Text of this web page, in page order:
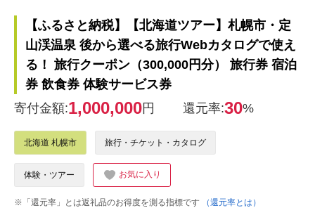
【ふるさと納税】【北海道ツアー】札幌市・定
山渓温泉 後から選べる旅行Webカタログで使え
る！ 旅行クーポン（300,000円分） 旅行券 宿泊
券 飲食券 体験サービス券
寄付金額:1,000,000円 還元率:30%
北海道 札幌市 旅行・チケット・カタログ
体験・ツアー お気に入り
※「還元率」とは返礼品のお得度を測る指標です
（還元率とは）